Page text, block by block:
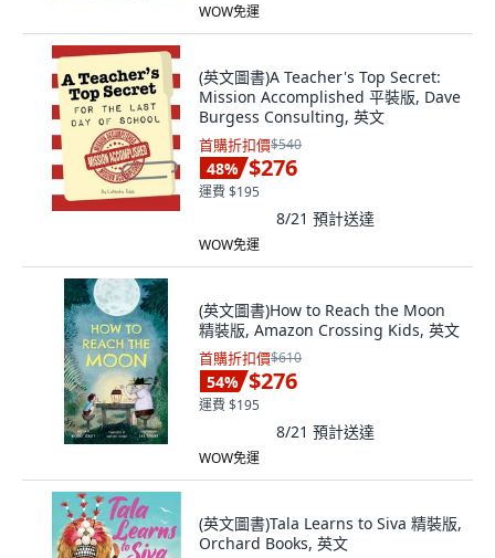
WOW免運
(英文圖書)A Teacher's Top Secret:
Mission Accomplished 平裝版, Dave
Burgess Consulting, 英文
首購折扣價$540
48% $276
運費 $195
8/21 預計送達
WOW免運
(英文圖書)How to Reach the Moon
精裝版, Amazon Crossing Kids, 英文
首購折扣價$610
54% $276
運費 $195
8/21 預計送達
WOW免運
(英文圖書)Tala Learns to Siva 精裝版,
Orchard Books, 英文